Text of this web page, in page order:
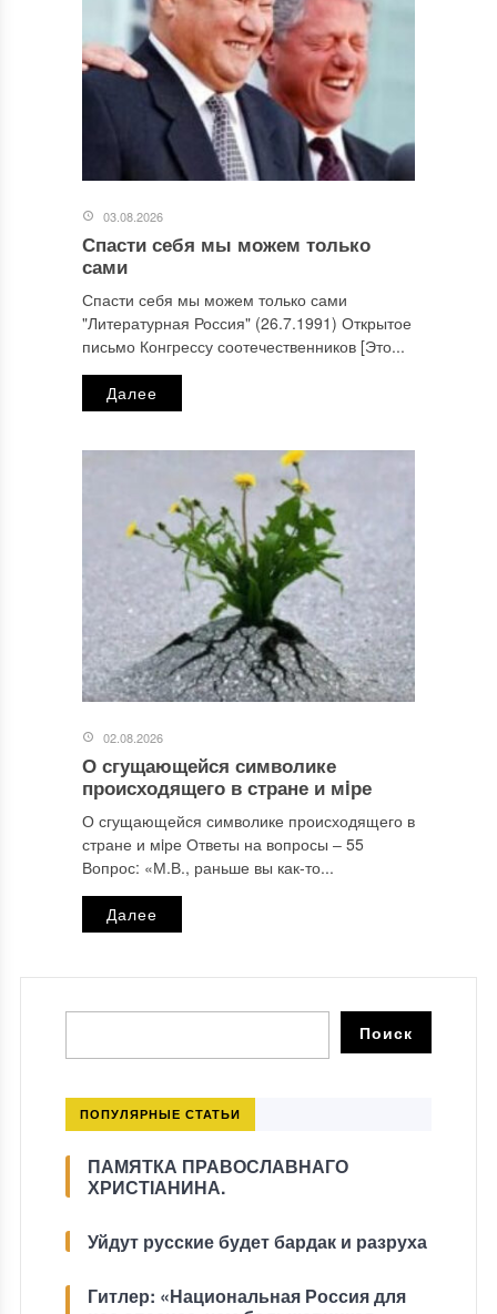
03.08.2026
Спасти себя мы можем только
сами
Спасти себя мы можем только сами
"Литературная Россия" (26.7.1991) Открытое
письмо Конгрессу соотечественников [Это...
Далее
02.08.2026
О сгущающейся символике
происходящего в стране и мiре
О сгущающейся символике происходящего в
стране и мiре Ответы на вопросы ‒ 55
Вопрос: «М.В., раньше вы как-то...
Далее
ПОПУЛЯРНЫЕ СТАТЬИ
ПАМЯТКА ПРАВОСЛАВНАГО
ХРИСТІАНИНА.
Уйдут русские будет бардак и разруха
Гитлер: «Национальная Россия для